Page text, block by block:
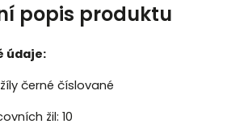
popis produktu
údaje:
černé číslované
žil: 10